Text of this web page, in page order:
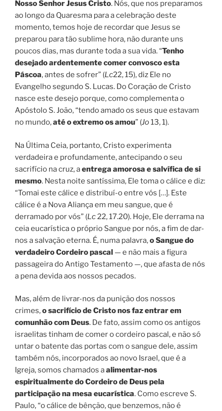
Nosso Senhor Jesus Cristo. Nós, que nos preparamos
ao longo da Quaresma para a celebração deste
momento, temos hoje de recordar que Jesus se
preparou para tão sublime hora, não durante uns
poucos dias, mas durante toda a sua vida. “Tenho
desejado ardentemente comer convosco esta
Páscoa, antes de sofrer” (Lc22, 15), diz Ele no
Evangelho segundo S. Lucas. Do Coração de Cristo
nasce este desejo porque, como complementa o
Apóstolo S. João, “tendo amado os seus que estavam
no mundo,até o extremo os amou” (Jo13, 1).
Na Última Ceia, portanto, Cristo experimenta
verdadeira e profundamente, antecipando o seu
sacrifício na cruz, aentrega amorosa e salvífica de si
mesmo. Nesta noite santíssima, Ele toma o cálice e diz:
“Tomai este cálice e distribuí-o entre vós […]. Este
cálice é a Nova Aliança em meu sangue, que é
derramado por vós” (Lc 22, 17.20). Hoje, Ele derrama na
ceia eucarística o próprio Sangue por nós, a fim de dar-
nos a salvação eterna. É, numa palavra,o Sangue do
verdadeiro Cordeiro pascal — e não mais a figura
passageira do Antigo Testamento —, que afasta de nós
a pena devida aos nossos pecados.
Mas, além de livrar-nos da punição dos nossos
crimes,o sacrifício de Cristo nos faz entrar em
comunhão com Deus. De fato, assim como os antigos
israelitas tinham de comer o cordeiro pascal, e não só
untar o batente das portas com o sangue dele, assim
também nós, incorporados ao novo Israel, que é a
Igreja, somos chamados aalimentar-nos
espiritualmente do Cordeiro de Deus pela
participação na mesa eucarística. Como escreve S.
Paulo, “o cálice de bênção, que benzemos, não é